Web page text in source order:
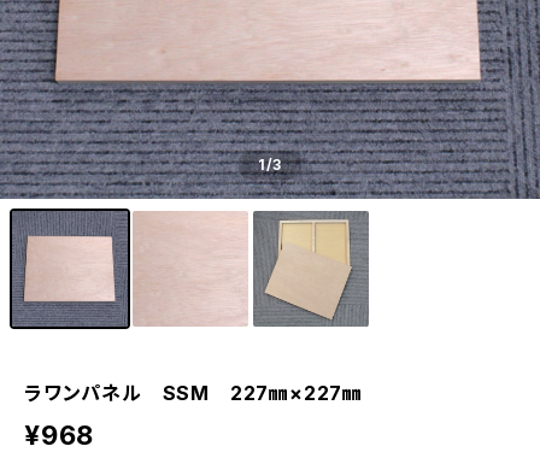
1/3
ラワンパネル SSM 227㎜×227㎜
¥968